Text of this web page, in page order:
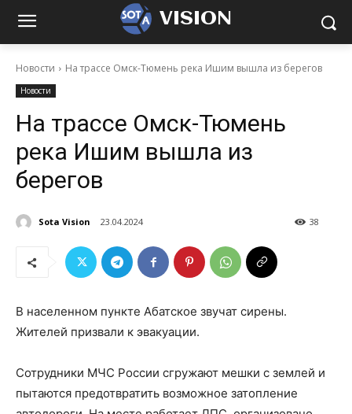
VISION
Новости На трассе Омск-Тюмень река Ишим вышла из берегов
Новости
На трассе Омск-Тюмень
река Ишим вышла из
берегов
Sota Vision 23.04.2024 38
В населенном пункте Абатское звучат сирены.
Жителей призвали к эвакуации.
Сотрудники МЧС России сгружают мешки с землей и
пытаются предотвратить возможное затопление